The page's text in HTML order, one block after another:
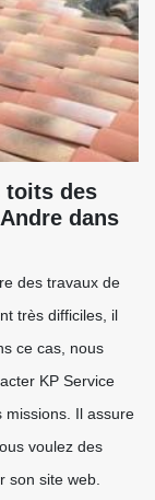
toits des
dans
des travaux de
très difficiles, il
ce cas, nous
KP Service
missions. Il assure
voulez des
son site web.